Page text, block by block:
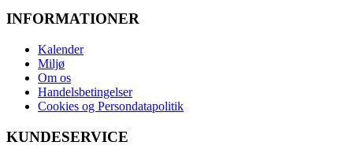
INFORMATIONER
Kalender
Miljø
Om os
Handelsbetingelser
Cookies og Persondatapolitik
KUNDESERVICE